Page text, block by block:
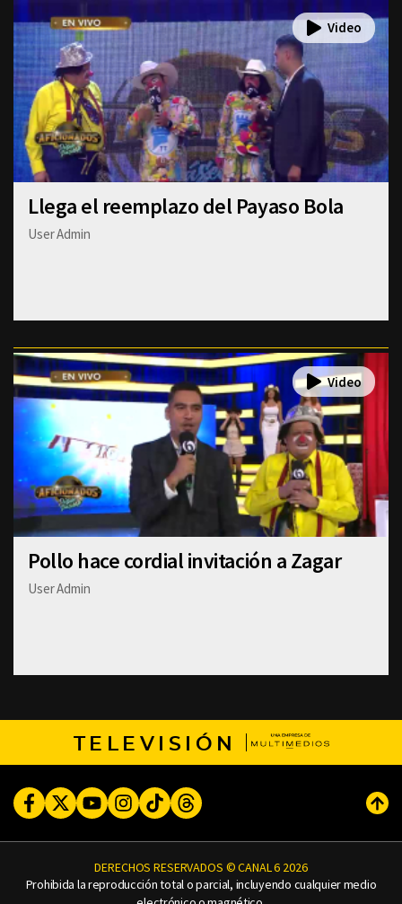
Llega el reemplazo del Payaso Bola
User Admin
Pollo hace cordial invitación a Zagar
User Admin
TELEVISIÓN
FacebookTwitterYoutubeInstagram
TikTokThreads
DERECHOS RESERVADOS © CANAL 6 2026
Prohibida la reproducción total o parcial, incluyendo cualquier medio